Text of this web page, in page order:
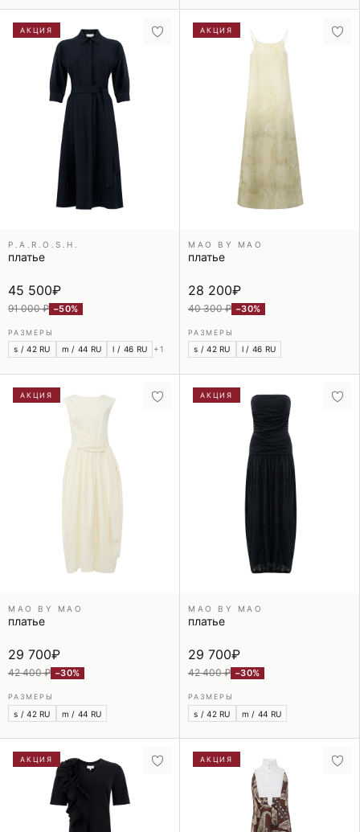
АКЦИЯ
P.A.R.O.S.H.
платье
45 500₽
91 000 ₽ −50%
РАЗМЕРЫ
s / 42 RU m / 44 RU l / 46 RU +1
АКЦИЯ
MAO BY MAO
платье
28 200₽
40 300 ₽ −30%
РАЗМЕРЫ
s / 42 RU l / 46 RU
АКЦИЯ
MAO BY MAO
платье
29 700₽
42 400 ₽ −30%
РАЗМЕРЫ
s / 42 RU m / 44 RU
АКЦИЯ
MAO BY MAO
платье
29 700₽
42 400 ₽ −30%
РАЗМЕРЫ
s / 42 RU m / 44 RU
АКЦИЯ АКЦИЯ